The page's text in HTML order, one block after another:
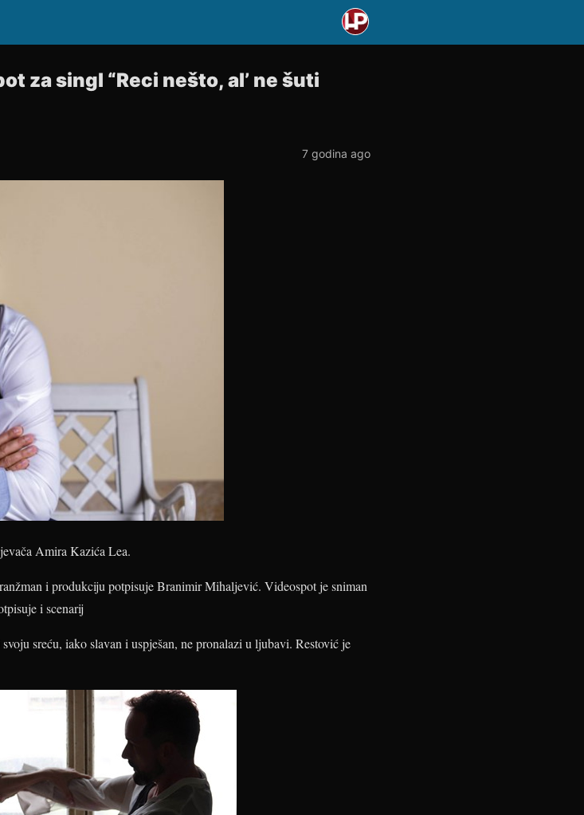
za singl “Reci nešto, al’ ne šuti
7 godina ago
Amira Kazića Lea.
i produkciju potpisuje Branimir Mihaljević. Videospot je sniman
i scenarij
sreću, iako slavan i uspješan, ne pronalazi u ljubavi. Restović je